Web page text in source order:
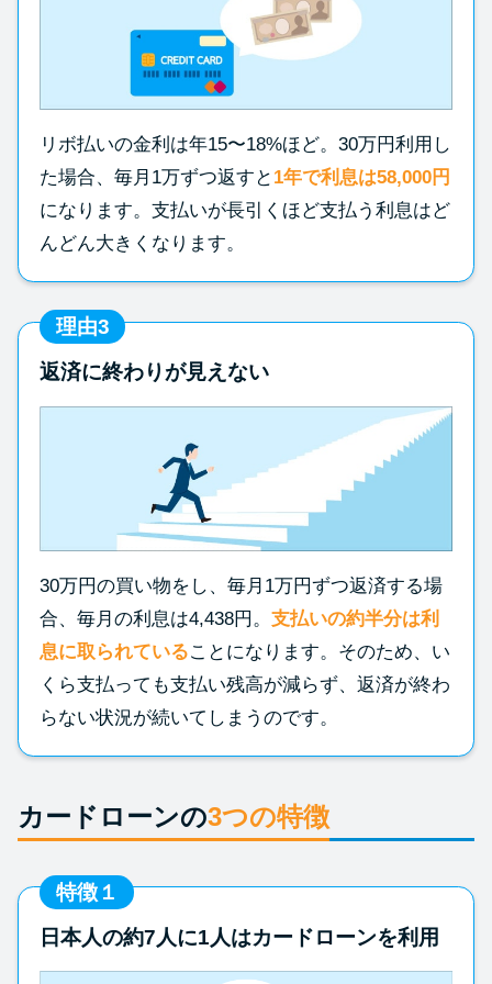
リボ払いの金利は年15〜18%ほど。30万円利用し
た場合、毎月1万ずつ返すと 1年で利息は58,000円
になります。支払いが長引くほど支払う利息はど
んどん大きくなります。
理由3
返済に終わりが見えない
30万円の買い物をし、毎月1万円ずつ返済する場
合、毎月の利息は4,438円。支払いの約半分は利
息に取られていることになります。そのため、い
くら支払っても支払い残高が減らず、返済が終わ
らない状況が続いてしまうのです。
カードローンの3つの特徴
特徴１
日本人の約7人に1人はカードローンを利用